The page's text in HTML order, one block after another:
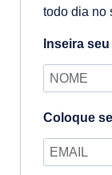
todo dia no
Inseira seu
Coloque